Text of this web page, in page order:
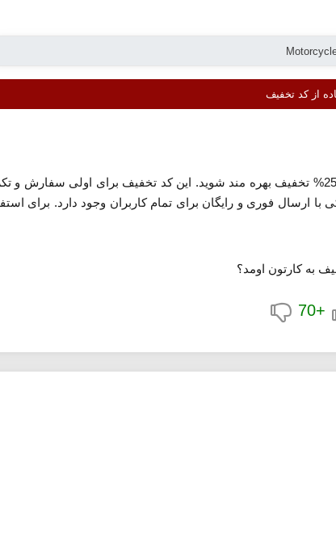
از کد تخفیف
با استفاده از کد تخفیف ایران کتاب معرفی شده می توانید در خرید انواع کتاب از 25% تخفیف بهره مند شوید. این کد تخفیف
ارسال فوری و رایگان برای تمام کاربران وجود دارد. برای
به کارتون اومد؟
+70